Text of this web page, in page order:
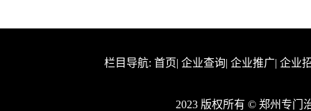
栏目导航: 首页| 企业查询| 企业推广| 企业
2023 版权所有 © 郑州专